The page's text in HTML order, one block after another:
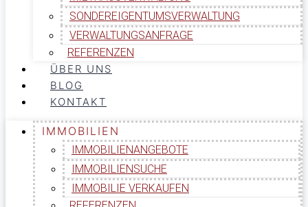
SONDEREIGENTUMSVERWALTUNG
VERWALTUNGSANFRAGE
REFERENZEN
ÜBER UNS
BLOG
KONTAKT
IMMOBILIEN
IMMOBILIENANGEBOTE
IMMOBILIENSUCHE
IMMOBILIE VERKAUFEN